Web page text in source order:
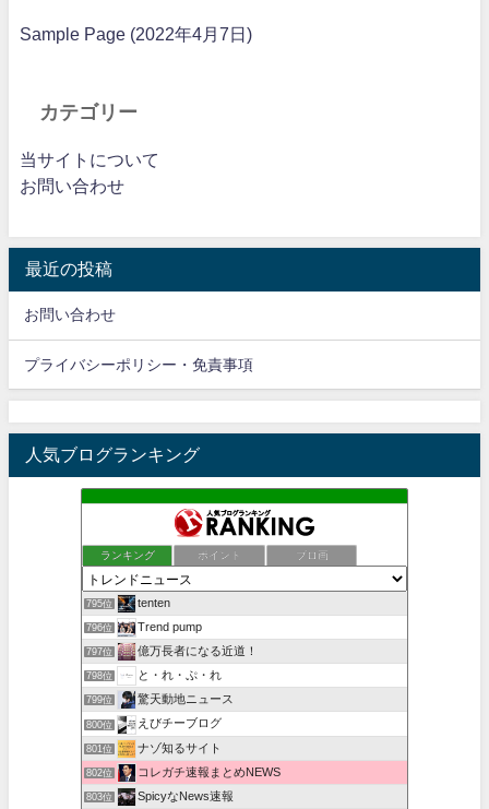
Sample Page (2022年4月7日)
カテゴリー
当サイトについて
お問い合わせ
最近の投稿
お問い合わせ
プライバシーポリシー・免責事項
人気ブログランキング
ランキング ポイント ブロ画
795位 tenten
796位 Trend pump
797位 億万長者になる近道！
798位 と・れ・ぷ・れ
799位 驚天動地ニュース
800位 えびチーブログ
801位 ナゾ知るサイト
802位 コレガチ速報まとめNEWS
803位 SpicyなNews速報